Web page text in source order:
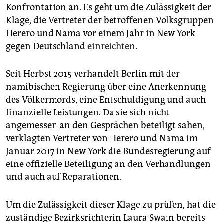
epaper login
Konfrontation an. Es geht um die Zulässigkeit der
Klage, die Vertreter der betroffenen Volksgruppen
Herero und Nama vor einem Jahr in New York
gegen Deutschlandeinreichten.
Seit Herbst 2015 verhandelt Berlin mit der
namibischen Regierung über eine Anerkennung
des Völkermords, eine Entschuldigung und auch
finanzielle Leistungen. Da sie sich nicht
angemessen an den Gesprächen beteiligt sahen,
verklagten Vertreter von Herero und Nama im
Januar 2017 in New York die Bundesregierung auf
eine offizielle Beteiligung an den Verhandlungen
und auch auf Reparationen.
Um die Zulässigkeit dieser Klage zu prüfen, hat die
zuständige Bezirksrichterin Laura Swain bereits